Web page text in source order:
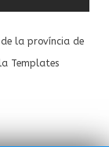
la província de
Templates